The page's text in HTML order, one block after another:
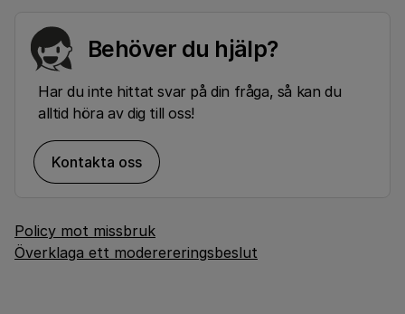
Behöver du hjälp?
Har du inte hittat svar på din fråga, så kan du
alltid höra av dig till oss!
Kontakta oss
Policy mot missbruk
Överklaga ett moderereringsbeslut